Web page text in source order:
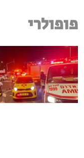
פופולרי